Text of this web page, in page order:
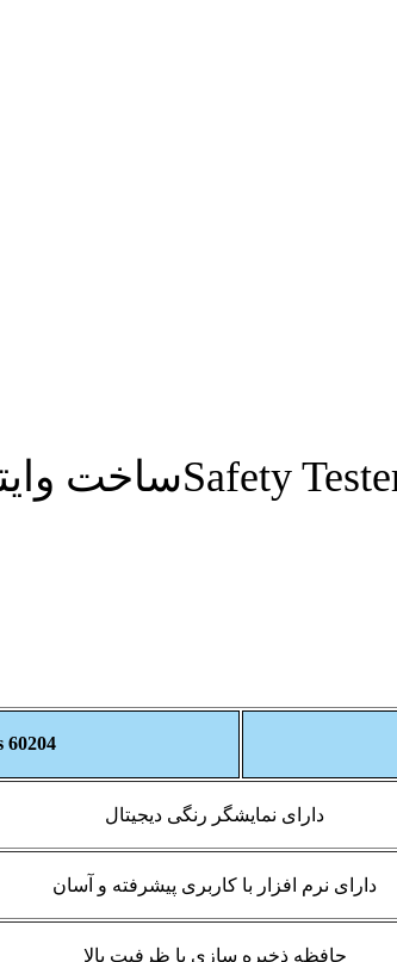
60204 Safety Testers
دارای نمایشگر رنگی دیجیتال
دارای نرم افزار با کاربری پیشرفته و آسان
حافظه ذخیره سازی با ظرفیت بالا